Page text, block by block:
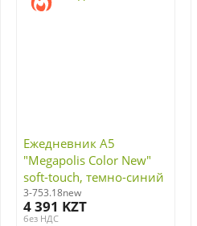
Ежедневник А5
"Megapolis Color New"
soft-touch, темно-синий
3-753.18new
4 391 KZT
без НДС